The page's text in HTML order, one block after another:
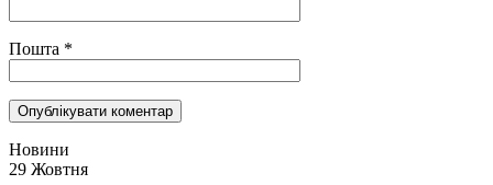
Пошта *
Новини
29 Жовтня